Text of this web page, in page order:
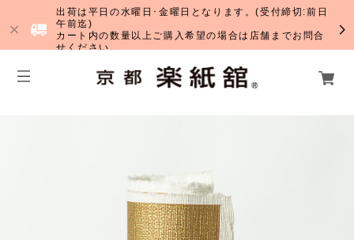
出荷は平日の水曜日･金曜日となります。(受付締切:前日
午前迄)
カート内の数量以上ご購入希望の場合は店舗までお問合
せください。